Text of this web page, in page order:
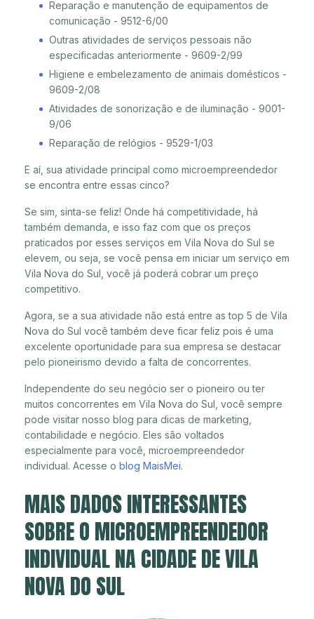
Reparação e manutenção de equipamentos de
comunicação - 9512-6/00
Outras atividades de serviços pessoais não
especificadas anteriormente - 9609-2/99
Higiene e embelezamento de animais domésticos -
9609-2/08
Atividades de sonorização e de iluminação - 9001-
9/06
Reparação de relógios - 9529-1/03
E aí, sua atividade principal como microempreendedor
se encontra entre essas cinco?
Se sim, sinta-se feliz! Onde há competitividade, há
também demanda, e isso faz com que os preços
praticados por esses serviços em Vila Nova do Sul se
elevem, ou seja, se você pensa em iniciar um serviço em
Vila Nova do Sul, você já poderá cobrar um preço
competitivo.
Agora, se a sua atividade não está entre as top 5 de Vila
Nova do Sul você também deve ficar feliz pois é uma
excelente oportunidade para sua empresa se destacar
pelo pioneirismo devido a falta de concorrentes.
Independente do seu negócio ser o pioneiro ou ter
muitos concorrentes em Vila Nova do Sul, você sempre
pode visitar nosso blog para dicas de marketing,
contabilidade e negócio. Eles são voltados
especialmente para você, microempreendedor
individual. Acesse o blog MaisMei.
MAIS DADOS INTERESSANTES
SOBRE O MICROEMPREENDEDOR
INDIVIDUAL NA CIDADE DE VILA
NOVA DO SUL